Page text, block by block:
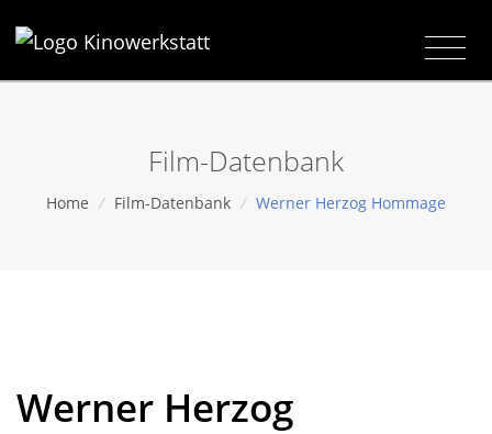
Film-Datenbank
Home / Film-Datenbank / Werner Herzog Hommage
Werner Herzog